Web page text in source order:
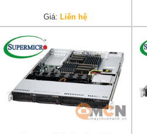
Giá: Liên hệ